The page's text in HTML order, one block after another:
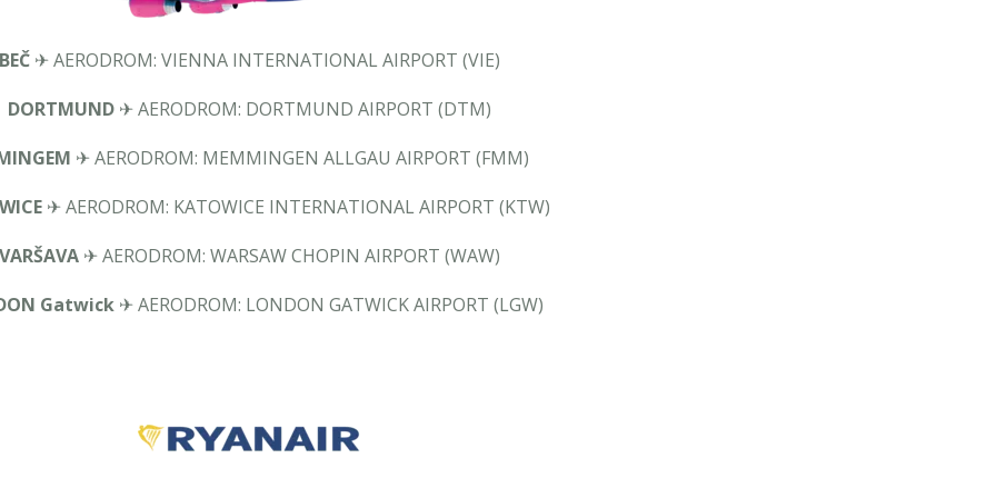
BEČ✈ AERODROM: VIENNA INTERNATIONAL AIRPORT (VIE)
DORTMUND✈ AERODROM: DORTMUND AIRPORT (DTM)
✈ AERODROM: MEMMINGEN ALLGAU AIRPORT (FMM)
✈ AERODROM: KATOWICE INTERNATIONAL AIRPORT (KTW)
VARŠAVA✈ AERODROM: WARSAW CHOPIN AIRPORT (WAW)
Gatwick✈ AERODROM: LONDON GATWICK AIRPORT (LGW)